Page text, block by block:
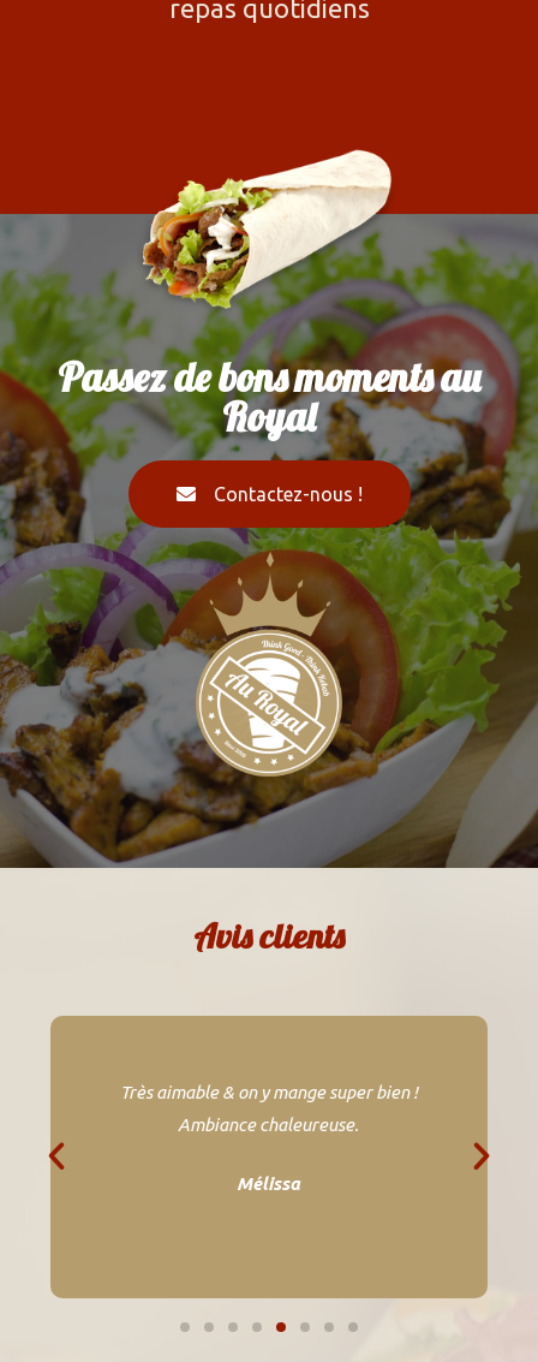
repas quotidiens
Passez de bons moments au
Royal
Contactez-nous !
Avisclients
Très aimable & on y mange super bien !
Ambiance chaleureuse.
Mélissa